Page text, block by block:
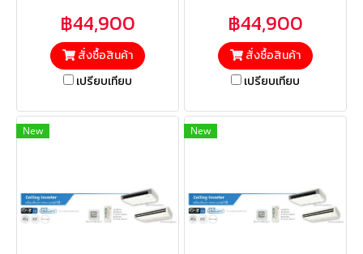
฿44,900
สั่งซื้อสินค้า
เปรียบเทียบ
฿44,900
สั่งซื้อสินค้า
เปรียบเทียบ
New New